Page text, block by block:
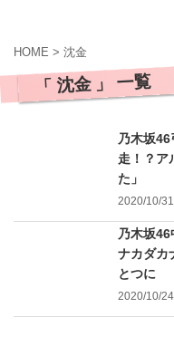
HOME > 沈金
「 沈金 」 一覧
乃木坂
走！？ア
た」
2020/10/
乃木坂
ナカダカ
とつに
2020/10/